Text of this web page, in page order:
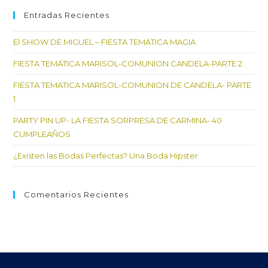
Entradas Recientes
El SHOW DE MIGUEL – FIESTA TEMÁTICA MAGIA
FIESTA TEMÁTICA MARISOL-COMUNION CANDELA-PARTE 2
FIESTA TEMATICA MARISOL-COMUNION DE CANDELA- PARTE
1
PARTY PIN UP- LA FIESTA SORPRESA DE CARMINA- 40
CUMPLEAÑOS
¿Existen las Bodas Perfectas? Una Boda Hipster
Comentarios Recientes